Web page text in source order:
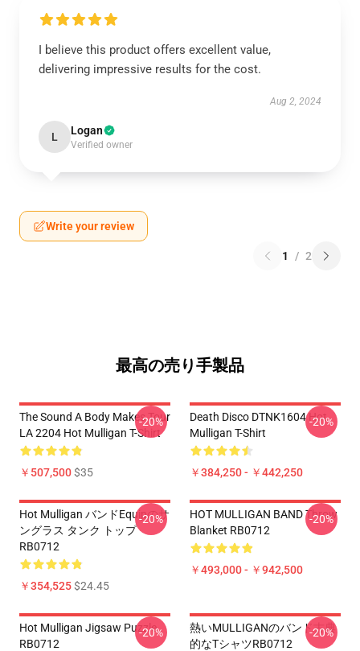
I believe this product offers excellent value,
delivering impressive results for the cost.
Aug 2, 2024
L Logan
Verified owner
Write your review
1 / 2
最高の売り手製品
The Sound A Body Makes Tour
LA 2204 Hot Mulligan T-Shirt
￥507,500$35
-20%
Death Disco DTNK1604 Hot
Mulligan T-Shirt
￥384,250 - ￥442,250
-20%
Hot Mulligan バンドEquipのサ
ングラス タンク トップ
RB0712
￥354,525$24.45
-20%
HOT MULLIGAN BAND Throw
Blanket RB0712
￥493,000 - ￥942,500
-20%
Hot Mulligan Jigsaw Puzzle
RB0712
-20%
熱いMULLIGANのバンド古典
的なTシャツRB0712
-20%